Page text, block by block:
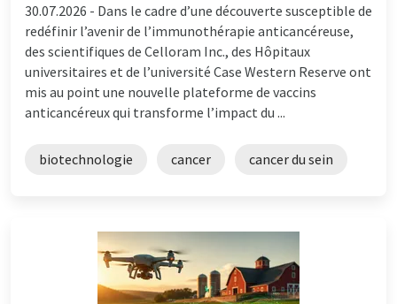
30.07.2026 - Dans le cadre d’une découverte susceptible de
redéfinir l’avenir de l’immunothérapie anticancéreuse,
des scientifiques de Celloram Inc., des Hôpitaux
universitaires et de l’université Case Western Reserve ont
mis au point une nouvelle plateforme de vaccins
anticancéreux qui transforme l’impact du ...
biotechnologie cancer cancer du sein